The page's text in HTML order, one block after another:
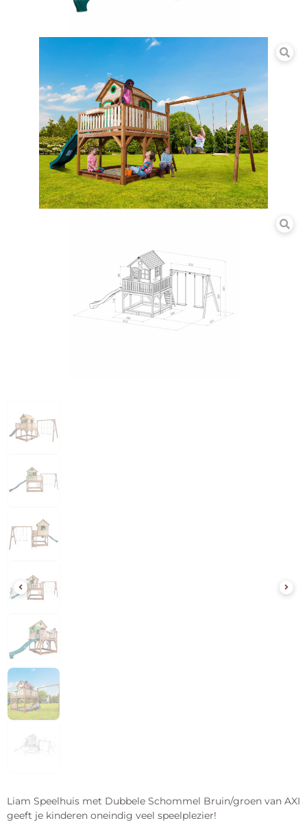
Liam Speelhuis met Dubbele Schommel Bruin/groen van AXI
geeft je kinderen oneindig veel speelplezier!